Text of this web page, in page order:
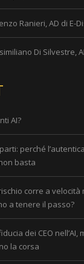
Ranieri, AD di E-
Di Silvestre,
AI?
perché
basta
corre a
a tenere il passo?
dei CEO
la corsa